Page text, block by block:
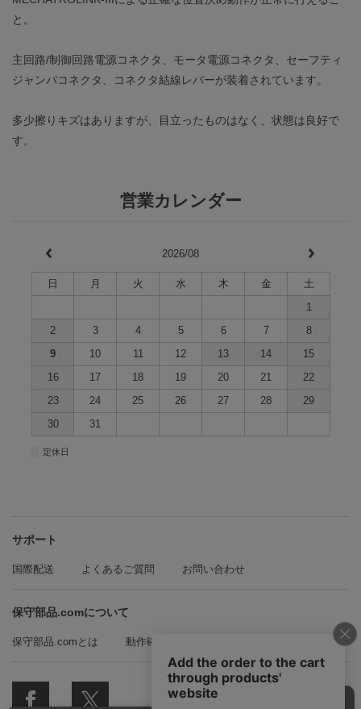
と。
主回路/制御回路電源コネクタ、モータ電源コネクタ、セーフティ
ジャンパコネクタ、コネクタ結線レバーが装着されています。
多少擦りキズはありますが、目立ったものはなく、状態は良好で
す。
営業カレンダー
2026/08
日 月 火 水 木 金
土
1
2
3 4 5 6 7
8
9
10 11 12 13 14
15
16
17 18 19 20 21
22
23
24 25 26 27 28
29
30
31
定休日
サポート
国際配送 よくあるご質問 お問い合わせ
保守部品.comについて
保守部品.comとは 動作確認方法の紹介